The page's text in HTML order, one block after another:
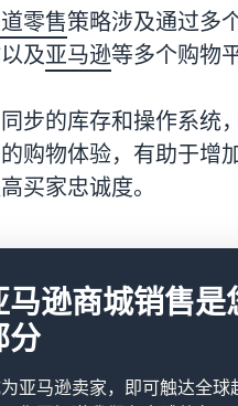
零售策略涉及通过多
及亚马逊等多个购物
步的库存和操作系统
购物体验，有助于增
买家忠诚度。
马逊商城销售
分
亚马逊卖家，即可触达全